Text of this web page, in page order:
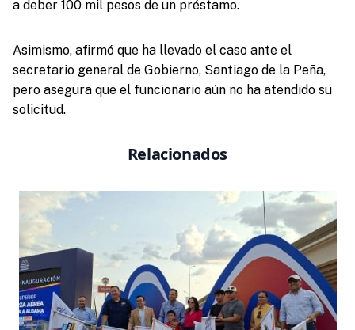
a deber 100 mil pesos de un préstamo.
Asimismo, afirmó que ha llevado el caso ante el
secretario general de Gobierno, Santiago de la Peña,
pero asegura que el funcionario aún no ha atendido su
solicitud.
Relacionados